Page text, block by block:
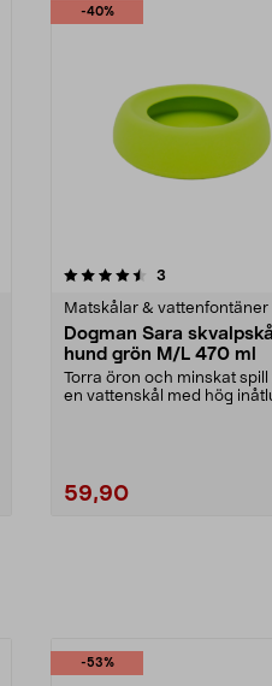
-40%
3
Matskålar & vattenfontäner
Dogman Sara skvalpskål
hund grön M/L 470 ml
Torra öron och minskat spill
en vattenskål med hög
59,90
-53%